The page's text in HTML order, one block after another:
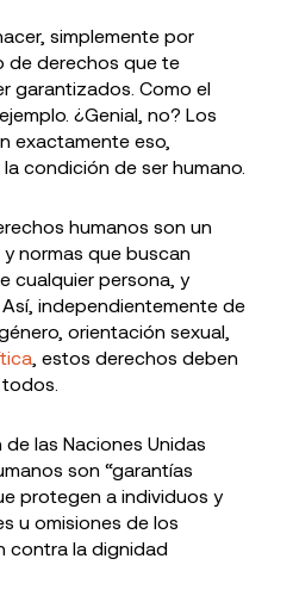
simplemente por
de derechos que te
garantizados. Como el
¿Genial, no? Los
exactamente eso,
condición de ser humano.
humanos son un
normas que buscan
cualquier persona, y
independientemente de
orientación sexual,
, estos derechos deben
las Naciones Unidas
son “garantías
protegen a individuos y
u omisiones de los
contra la dignidad